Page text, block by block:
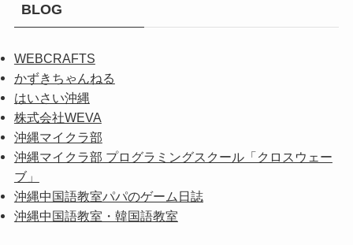
BLOG
WEBCRAFTS
かずきちゃんねる
はいさい沖縄
株式会社WEVA
沖縄マイクラ部
沖縄マイクラ部 プログラミングスクール「クロスウェー
ブ」
沖縄中国語教室パパのゲーム日誌
沖縄中国語教室・韓国語教室